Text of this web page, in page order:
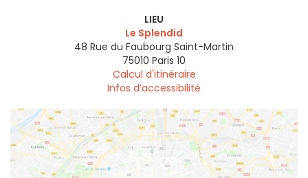
LIEU
Le Splendid
48 Rue du Faubourg Saint-Martin
75010 Paris 10
Calcul d'itinéraire
Infos d’accessibilité